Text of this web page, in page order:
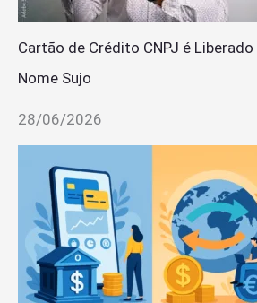
Cartão de Crédito CNPJ é Liberado
Nome Sujo
28/06/2026